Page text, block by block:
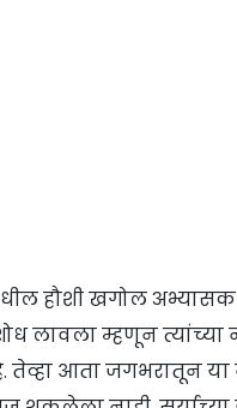
हौशी खगोल अभ्यासक
लावला म्हणून
आता जगभरातून या